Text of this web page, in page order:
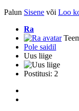
Palun Sisene või Loo
Ra
Pole saidil
Uus liige
Postitusi: 2